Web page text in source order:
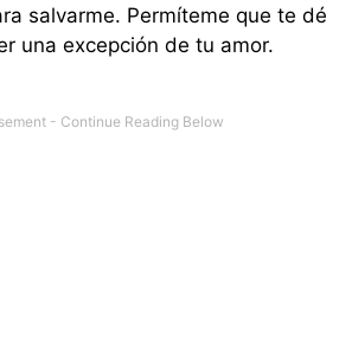
salvarme. Permíteme que te dé
una excepción de tu amor.